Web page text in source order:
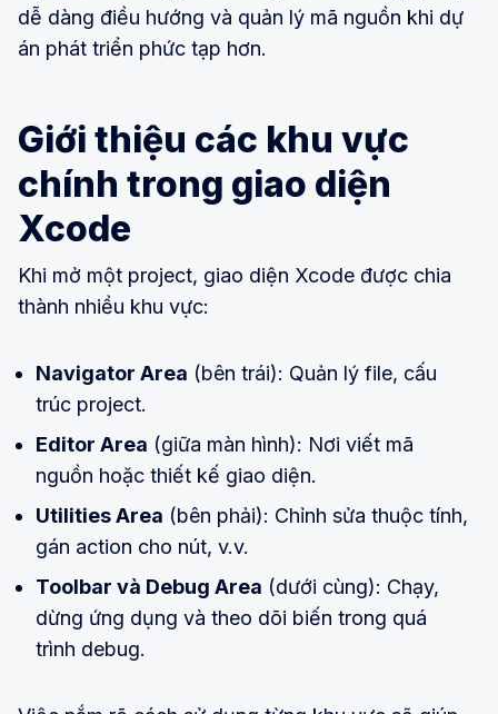
dễ dàng điều hướng và quản lý mã nguồn khi dự
án phát triển phức tạp hơn.
Giới thiệu các khu vực
chính trong giao diện
Xcode
Khi mở một project, giao diện Xcode được chia
thành nhiều khu vực:
Navigator Area (bên trái): Quản lý file, cấu
trúc project.
Editor Area (giữa màn hình): Nơi viết mã
nguồn hoặc thiết kế giao diện.
Utilities Area (bên phải): Chỉnh sửa thuộc tính,
gán action cho nút, v.v.
Toolbar và Debug Area (dưới cùng): Chạy,
dừng ứng dụng và theo dõi biến trong quá
trình debug.